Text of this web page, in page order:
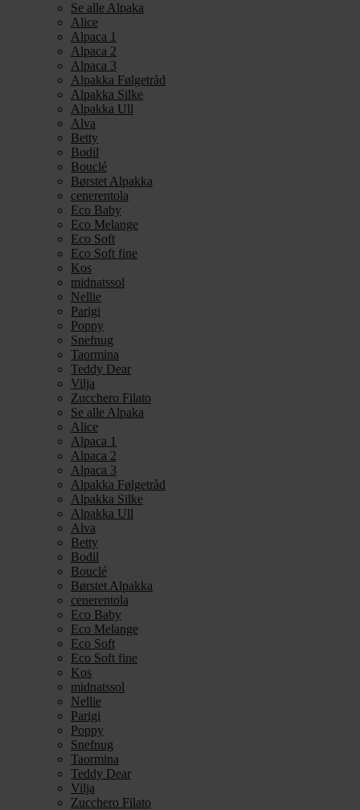
Se alle Alpaka
Alice
Alpaca 1
Alpaca 2
Alpaca 3
Alpakka Følgetråd
Alpakka Silke
Alpakka Ull
Alva
Betty
Bodil
Bouclé
Børstet Alpakka
cenerentola
Eco Baby
Eco Melange
Eco Soft
Eco Soft fine
Kos
midnatssol
Nellie
Parigi
Poppy
Snefnug
Taormina
Teddy Dear
Vilja
Zucchero Filato
Se alle Alpaka
Alice
Alpaca 1
Alpaca 2
Alpaca 3
Alpakka Følgetråd
Alpakka Silke
Alpakka Ull
Alva
Betty
Bodil
Bouclé
Børstet Alpakka
cenerentola
Eco Baby
Eco Melange
Eco Soft
Eco Soft fine
Kos
midnatssol
Nellie
Parigi
Poppy
Snefnug
Taormina
Teddy Dear
Vilja
Zucchero Filato